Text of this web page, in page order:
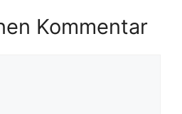
Kommentar